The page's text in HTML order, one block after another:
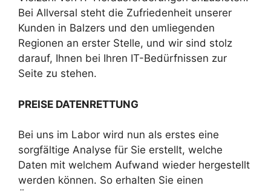
Bei Allversal steht die Zufriedenheit unserer
Kunden in Balzers und den umliegenden
Regionen an erster Stelle, und wir sind stolz
darauf, Ihnen bei Ihren IT-Bedürfnissen zur
Seite zu stehen.
PREISE DATENRETTUNG
Bei uns im Labor wird nun als erstes eine
sorgfältige Analyse für Sie erstellt, welche
Daten mit welchem Aufwand wieder hergestellt
werden können. So erhalten Sie einen